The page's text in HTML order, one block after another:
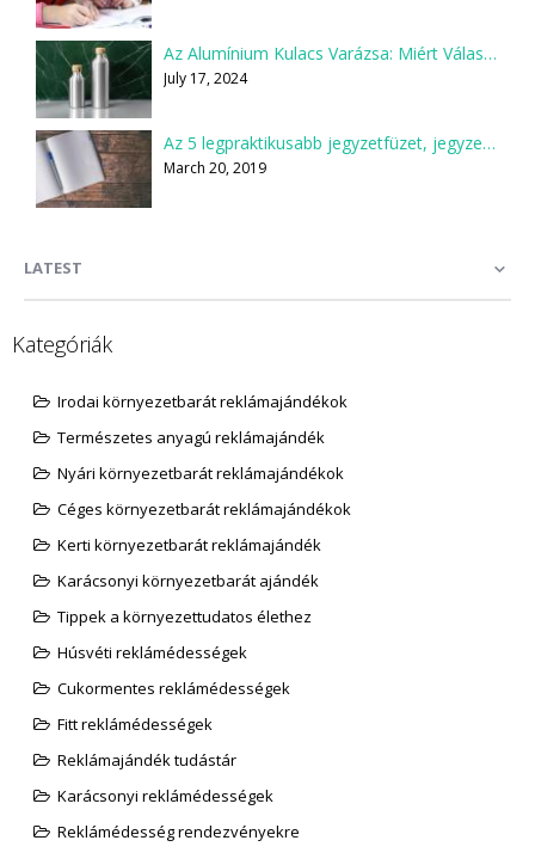
Az Alumínium Kulacs Varázsa: Miért Válaszd Te is?
July 17, 2024
Az 5 legpraktikusabb jegyzetfüzet, jegyzettömb
March 20, 2019
LATEST
Kategóriák
Irodai környezetbarát reklámajándékok
Természetes anyagú reklámajándék
Nyári környezetbarát reklámajándékok
Céges környezetbarát reklámajándékok
Kerti környezetbarát reklámajándék
Karácsonyi környezetbarát ajándék
Tippek a környezettudatos élethez
Húsvéti reklámédességek
Cukormentes reklámédességek
Fitt reklámédességek
Reklámajándék tudástár
Karácsonyi reklámédességek
Reklámédesség rendezvényekre